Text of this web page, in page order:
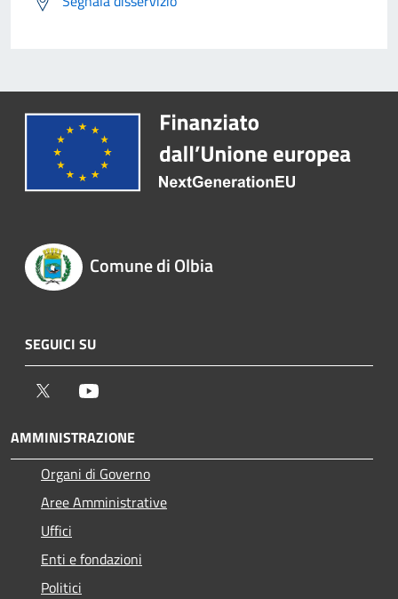
Comune di Olbia
SEGUICI SU
Twitter
AMMINISTRAZIONE
Organi di Governo
Aree Amministrative
Uffici
Enti e fondazioni
Politici